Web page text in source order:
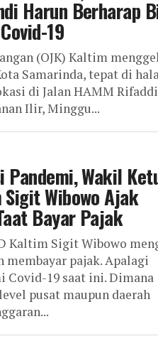
Harun Berharap
19
(OJK) Kaltim
Samarinda, tepat di
di Jalan HAMM
Ilir, Minggu...
Wakil
Wibowo Ajak
Bayar Pajak
Kaltim Sigit Wibowo
membayar pajak. Apalagi
Covid-19 saat ini. Dimana
pusat maupun daerah